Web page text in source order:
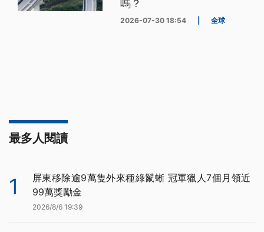
嗎？
2026-07-30 18:54 全球
最多人閱讀
1
屏東移除逾9萬隻外來種綠鬣蜥 冠軍獵人7個月領近
99萬獎勵金
2026/8/6 19:39